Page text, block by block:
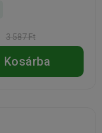
3 587 Ft
Kosárba